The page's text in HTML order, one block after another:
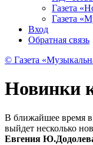
Газета
Газета
Вход
Обратная связь
© Газета
Новинки
В ближайшее время в
выйдет несколько
Евгения